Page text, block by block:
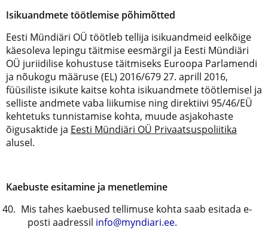
Isikuandmete töötlemise põhimõtted
Eesti Mündiäri OÜ töötleb tellija isikuandmeid eelkõige
käesoleva lepingu täitmise eesmärgil ja Eesti Mündiäri
OÜ juriidilise kohustuse täitmiseks Euroopa Parlamendi
ja nõukogu määruse (EL) 2016/679 27. aprill 2016,
füüsiliste isikute kaitse kohta isikuandmete töötlemisel ja
selliste andmete vaba liikumise ning direktiivi 95/46/EÜ
kehtetuks tunnistamise kohta, muude asjakohaste
õigusaktide ja Eesti Mündiäri OÜ Privaatsuspoliitika
alusel.
Kaebuste esitamine ja menetlemine
Mis tahes kaebused tellimuse kohta saab esitada e-
posti aadressil info@myndiari.ee.